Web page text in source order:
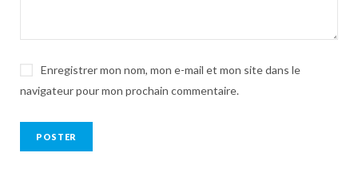
Enregistrer mon nom, mon e-mail et mon site dans le
navigateur pour mon prochain commentaire.